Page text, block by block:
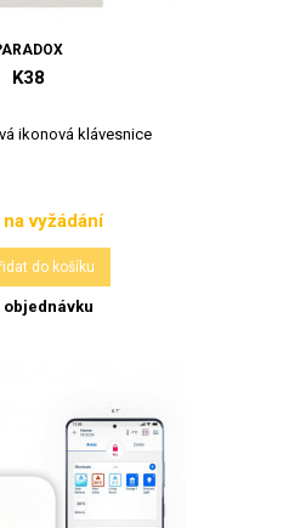
K38
ikonová klávesnice
Cena
vyžádání
do košíku
objednávku